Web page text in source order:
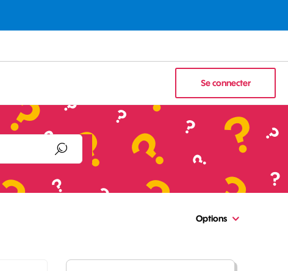
Se connecter
Options